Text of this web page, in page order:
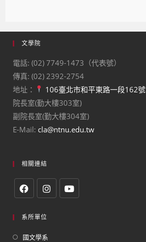
文學院
電話: (02) 7749-1473（代表號）
傳真: (02) 2392-2754
地址：
106臺北市和平東路一段162號
院長室(勤大樓303室)
副院長室(勤大樓304室)
E-Mail: cla@ntnu.edu.tw
相關連結
系所單位
國文學系